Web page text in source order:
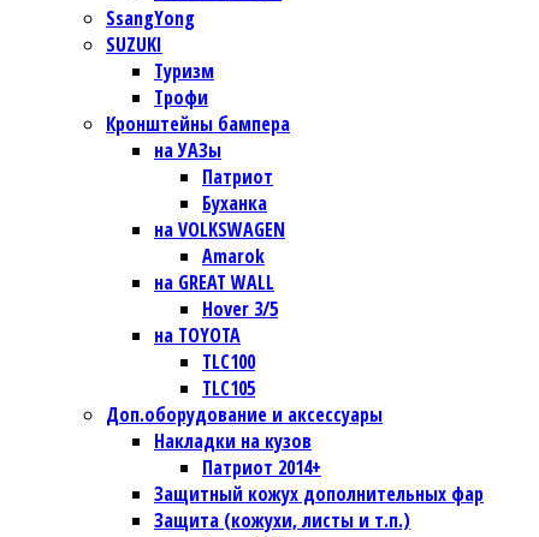
SsangYong
SUZUKI
Туризм
Трофи
Кронштейны бампера
на УАЗы
Патриот
Буханка
на VOLKSWAGEN
Amarok
на GREAT WALL
Hover 3/5
на TOYOTA
TLC100
TLC105
Доп.оборудование и аксессуары
Накладки на кузов
Патриот 2014+
Защитный кожух дополнительных фар
Защита (кожухи, листы и т.п.)